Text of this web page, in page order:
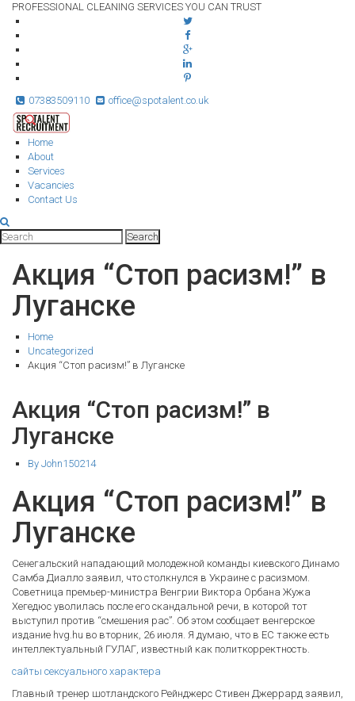
PROFESSIONAL CLEANING SERVICES YOU CAN TRUST
07383509110 office@spotalent.co.uk
Home
About
Services
Vacancies
Contact Us
Акция “Стоп расизм!” в
Луганске
Home
Uncategorized
Акция “Стоп расизм!” в Луганске
Акция “Стоп расизм!” в
Луганске
By John150214
Акция “Стоп расизм!” в
Луганске
Сенегальский нападающий молодежной команды киевского Динамо
Самба Диалло заявил, что столкнулся в Украине с расизмом.
Советница премьер-министра Венгрии Виктора Орбана Жужа
Хегедюс уволилась после его скандальной речи, в которой тот
выступил против “смешения рас”. Об этом сообщает венгерское
издание hvg.hu во вторник, 26 июля. Я думаю, что в ЕС также есть
интеллектуальный ГУЛАГ, известный как политкорректность.
сайты сексуального характера
Главный тренер шотландского Рейнджерс Стивен Джеррард заявил,